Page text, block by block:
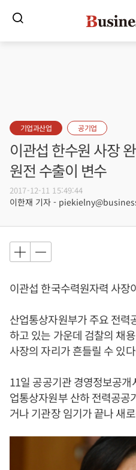
기업과산업 공기업
이관섭 한수원 사장
원전 수출이 변수
2017-12-11 15:49:44
이한재 기자 -
이관섭 한국수력원자력 사장
산업통상자원부가 주요 전력
하고 있는 가운데 검찰의 채
사장의 자리가 흔들릴 수 있
11일 공공기관 경영정보공개
업통상자원부 산하 전력공공
거나 기관장 임기가 끝나 새